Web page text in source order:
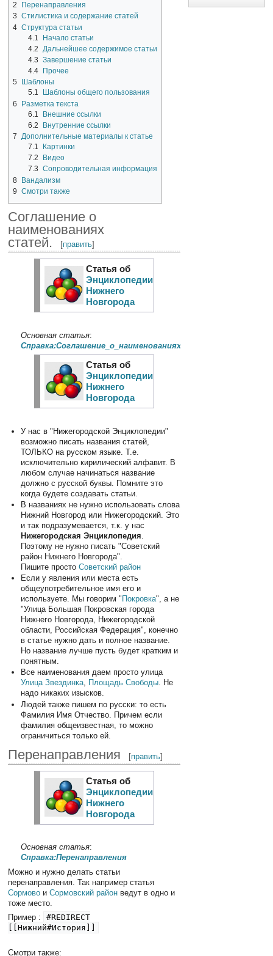
2
Перенаправления
3
Стилистика и содержание статей
4 Структура статьи
4.1
Начало статьи
4.2 Дальнейшее содержимое статьи
4.3 Завершение статьи
4.4
Прочее
5
Шаблоны
5.1
Шаблоны общего пользования
6
Разметка текста
6.1
Внешние ссылки
6.2
Внутренние ссылки
7
Дополнительные материалы к статье
7.1
Картинки
7.2
Видео
7.3 Сопроводительная информация
8 Вандализм
9
Смотри также
Соглашение о
наименованиях
статей.
[править]
Статья об
Энциклопедии
Нижнего
Новгорода
Основная статья:
Справка:Соглашение_о_наименованиях_статей
Статья об
Энциклопедии
Нижнего
Новгорода
У нас в "Нижегородской Энциклопедии"
возможно писать названия статей,
ТОЛЬКО на русском языке. Т.е.
исключительно кирилический алфавит. В
любом случае начинаться название
должно с русской буквы. Помните это
когда будете создавать статьи.
В названиях не нужно использовать слова
Нижний Новгород или Нижегородский. Это
и так подразумевается, т.к. у нас
Нижегородская Энциклопедия
Поэтому не нужно писать "Советский
район Нижнего Новгорода".
Пишите просто Советский район
Если у явления или места есть
общеупотребительное имя его и
используете. Мы говорим " Покровка", а не
"Улица Большая Покровская города
Нижнего Новгорода, Нижегородской
области, Российская Федерация", конечно
в статье нужно дать и полное название.
Но название лучше пусть будет кратким и
понятным.
Все наименования даем просто улица
Улица Звездинка, Площадь Свободы. Не
надо никаких изысков.
Людей также пишем по русски: то есть
Фамилия Имя Отчество. Причем если
фамилия общеизвестная, то можно
ограничиться только ей.
Перенаправления [править]
Статья об
Энциклопедии
Нижнего
Новгорода
Основная статья:
Справка:Перенаправления
Можно и нужно делать статьи
перенаправления. Так например статья
Сормово иСормовский район ведут в одно и
тоже место.
Пример :
#REDIRECT
[[Нижний#История]]
Смотри также: